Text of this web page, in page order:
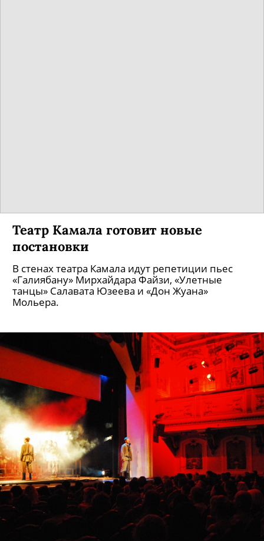
Театр Камала готовит новые
постановки
В стенах театра Камала идут репетиции пьес
«Галиябану» Мирхайдара Файзи, «Улетные
танцы» Салавата Юзеева и «Дон Жуана»
Мольера.